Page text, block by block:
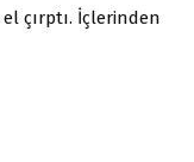
çırptı. İçlerinden